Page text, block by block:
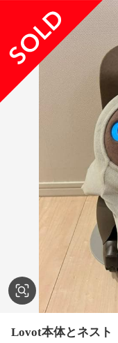
Lovot本体とネスト